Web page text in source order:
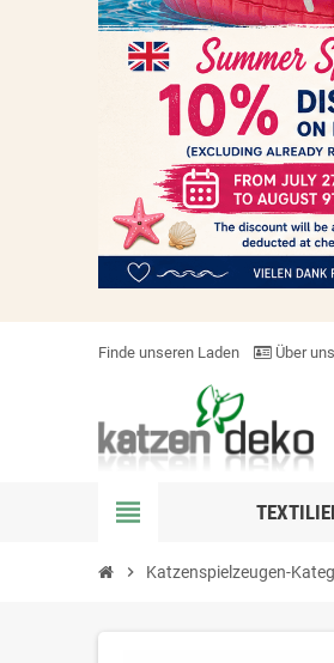
Finde unseren Laden Über uns
view_headline
chevron_right Katzenspielzeugen-